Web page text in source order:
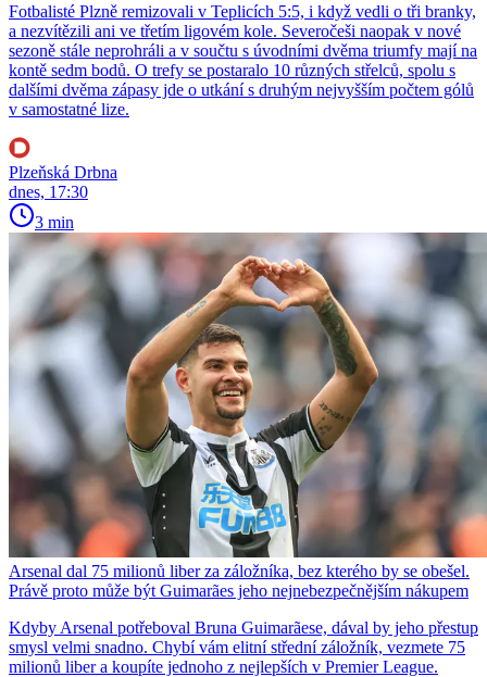
Fotbalisté Plzně remizovali v Teplicích 5:5, i když vedli o tři branky,
a nezvítězili ani ve třetím ligovém kole. Severočeši naopak v nové
sezoně stále neprohráli a v součtu s úvodními dvěma triumfy mají na
kontě sedm bodů. O trefy se postaralo 10 různých střelců, spolu s
dalšími dvěma zápasy jde o utkání s druhým nejvyšším počtem gólů
v samostatné lize.
Plzeňská Drbna
dnes, 17:30
3 min
Arsenal dal 75 milionů liber za záložníka, bez kterého by se obešel.
Právě proto může být Guimarães jeho nejnebezpečnějším nákupem
Kdyby Arsenal potřeboval Bruna Guimarãese, dával by jeho přestup
smysl velmi snadno. Chybí vám elitní střední záložník, vezmete 75
milionů liber a koupíte jednoho z nejlepších v Premier League.